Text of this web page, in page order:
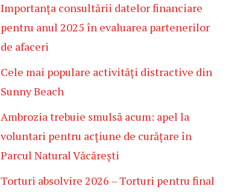
Importanța consultării datelor financiare
pentru anul 2025 în evaluarea partenerilor
de afaceri
Cele mai populare activități distractive din
Sunny Beach
Ambrozia trebuie smulsă acum: apel la
voluntari pentru acțiune de curățare în
Parcul Natural Văcărești
Torturi absolvire 2026 – Torturi pentru final